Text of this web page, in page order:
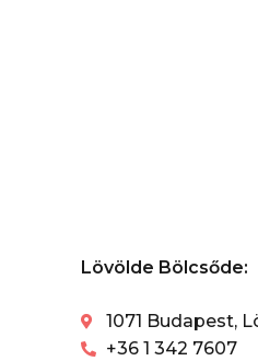
Lövölde Bölcsőde:
1071 Budapest,
+36 1 342 7607